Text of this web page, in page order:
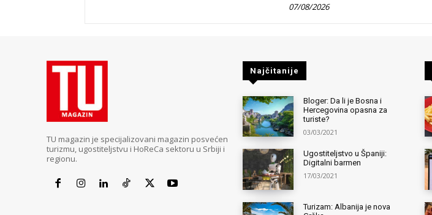
07/08/2026
TU magazin je specijalizovani magazin posvećen
turizmu, ugostiteljstvu i HoReCa sektoru u Srbiji i
regionu.
Najčitanije
Bloger: Da li je Bosna i
Hercegovina opasna za
turiste?
03/03/2021
Ugostiteljstvo u Španiji:
Digitalni barmen
17/03/2021
Turizam: Albanija je nova